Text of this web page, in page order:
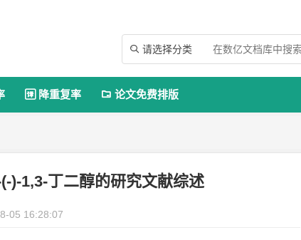
 请选择分类
 降重复率  论文免费排版
)-1,3-丁二醇的研究文献综述
05 16:28:07